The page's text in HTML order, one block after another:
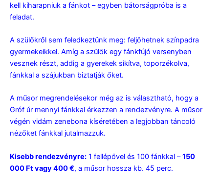
kell kiharapniuk a fánkot – egyben bátorságpróba is a
feladat.
A szülőkről sem feledkeztünk meg: feljöhetnek színpadra
gyermekeikkel. Amíg a szülők egy fánkfújó versenyben
vesznek részt, addig a gyerekek sikítva, toporzékolva,
fánkkal a szájukban biztatják őket.
A műsor megrendelésekor még az is választható, hogy a
Gróf úr mennyi fánkkal érkezzen a rendezvényre. A műsor
végén vidám zenebona kíséretében a legjobban táncoló
nézőket fánkkal jutalmazzuk.
Kisebb rendezvényre: 1 fellépővel és 100 fánkkal –150
000 Ft vagy 400 €, a műsor hossza kb. 45 perc.